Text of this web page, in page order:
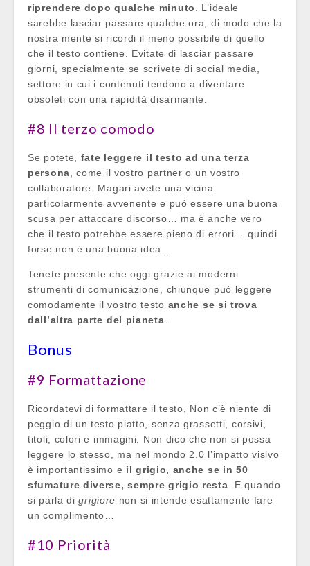
riprendere dopo qualche minuto
. L’ideale
sarebbe lasciar passare qualche ora, di modo che la
nostra mente si ricordi il meno possibile di quello
che il testo contiene. Evitate di lasciar passare
giorni, specialmente se scrivete di social media,
settore in cui i contenuti tendono a diventare
obsoleti con una rapidità disarmante.
#8 Il terzo comodo
Se potete, fate leggere il testo ad una terza
persona , come il vostro partner o un vostro
collaboratore. Magari avete una vicina
particolarmente avvenente e può essere una buona
scusa per attaccare discorso… ma è anche vero
che il testo potrebbe essere pieno di errori… quindi
forse non è una buona idea…
Tenete presente che oggi grazie ai moderni
strumenti di comunicazione, chiunque può leggere
comodamente il vostro testo anche se si trova
dall’altra parte del pianeta
Bonus
#9 Formattazione
Ricordatevi di formattare il testo, Non c’è niente di
peggio di un testo piatto, senza grassetti, corsivi,
titoli, colori e immagini. Non dico che non si possa
leggere lo stesso, ma nel mondo 2.0 l’impatto visivo
è importantissimo e il grigio, anche se in 50
sfumature diverse, sempre grigio resta . E quando
si parla digrigiore non si intende esattamente fare
un complimento…
#10 Priorità